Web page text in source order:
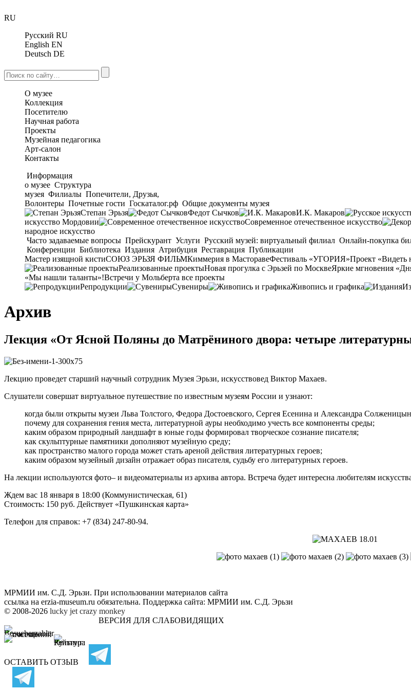
RU
Русский RU
English EN
Deutsch DE
О музее
Коллекция
Посетителю
Научная работа
Проекты
Музейная педагогика
Арт-салон
Контакты
Информация
о музее Структура
музея Филиалы Попечители, Друзья,
Волонтеры Почетные гости Госкаталог.рф Общие документы музея
Степан Эрьзя
Федот Сычков И.К. Макаров
искусство Мордовии
Современное отечественное искусство
народное искусство
Часто задаваемые вопросы Прейскурант Услуги Русский музей: виртуальный филиал Онлайн-покупка
Конференции Библиотека Издания Атрибуция Реставрация Публикации
Мастер изящной кистиСОЮЗ ЭРЬЗЯ ФИЛЬМКиммерия в МасторавеФестиваль «УГОРИЯ»Проект «Видеть
Реализованные проектыНовая прогулка с Эрьзей по МосквеЯркие мгновения
«Мы нашли таланты»!Встречи у Мольберта все проекты
Репродукции
Сувениры Живопись и графика
Архив
Лекция «От Ясной Поляны до Матрёниного двора: четыре
Лекцию проведет старший научный сотрудник Музея Эрьзи, искусствовед Виктор Махаев.
Слушатели совершат виртуальное путешествие по известным музеям России и узнают:
когда были открыты музеи Льва Толстого, Федора Достоевского, Сергея Есенина и Александра
почему для сохранения гения места, литературной ауры необходимо учесть все компоненты среды;
каким образом природный ландшафт в юные годы формировал творческое сознание писателя;
как скульптурные памятники дополняют музейную среду;
как пространство малого города может стать ареной действия литературных героев;
каким образом музейный дизайн отражает образ писателя, судьбу его литературных героев.
На лекции используются фото– и видеоматериалы из архива автора. Встреча будет интересна любителям
Ждем вас 18 января в 18:00 (Коммунистическая, 61)
Стоимость: 150 руб. Действует «Пушкинская карта»
Телефон для справок: +7 (834) 247-80-94.
МРМИИ им. С.Д. Эрьзи. При использовании материалов сайта
ссылка на erzia-museum.ru обязательна. Поддержка сайта: МРМИИ им. С.Д. Эрьзи
© 2008-2026 lucky jet crazy monkey
ВЕРСИЯ ДЛЯ СЛАБОВИДЯЩИХ
ОСТАВИТЬ ОТЗЫВ